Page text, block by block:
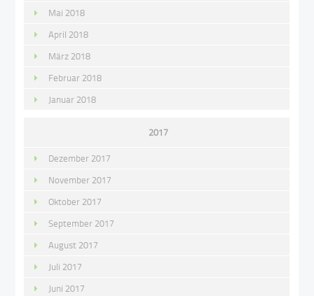
Mai 2018
April 2018
März 2018
Februar 2018
Januar 2018
2017
Dezember 2017
November 2017
Oktober 2017
September 2017
August 2017
Juli 2017
Juni 2017